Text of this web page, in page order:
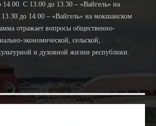
C 13.00 до 13.30 – «Вайгель» на
13.30 до 14.00 – «Вайгель» на мокшанском
отражает вопросы общественно-
экономической, сельской,
и духовной жизни республики.